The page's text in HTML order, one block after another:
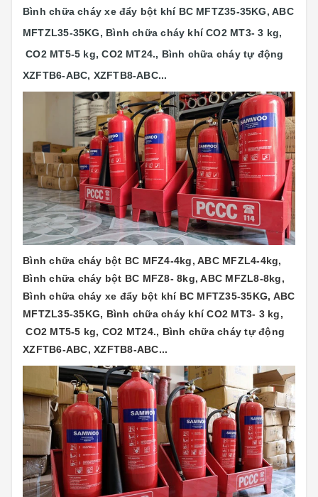
Bình chữa cháy xe đẩy bột khí BC MFTZ35-35KG, ABC
MFTZL35-35KG, Bình chữa cháy khí CO2 MT3- 3 kg,
CO2 MT5-5 kg, CO2 MT24., Bình chữa cháy tự động
XZFTB6-ABC, XZFTB8-ABC...
Bình chữa cháy bột BC MFZ4-4kg, ABC MFZL4-4kg,
Bình chữa cháy bột BC MFZ8- 8kg, ABC MFZL8-8kg,
Bình chữa cháy xe đẩy bột khí BC MFTZ35-35KG, ABC
MFTZL35-35KG, Bình chữa cháy khí CO2 MT3- 3 kg,
CO2 MT5-5 kg, CO2 MT24., Bình chữa cháy tự động
XZFTB6-ABC, XZFTB8-ABC...